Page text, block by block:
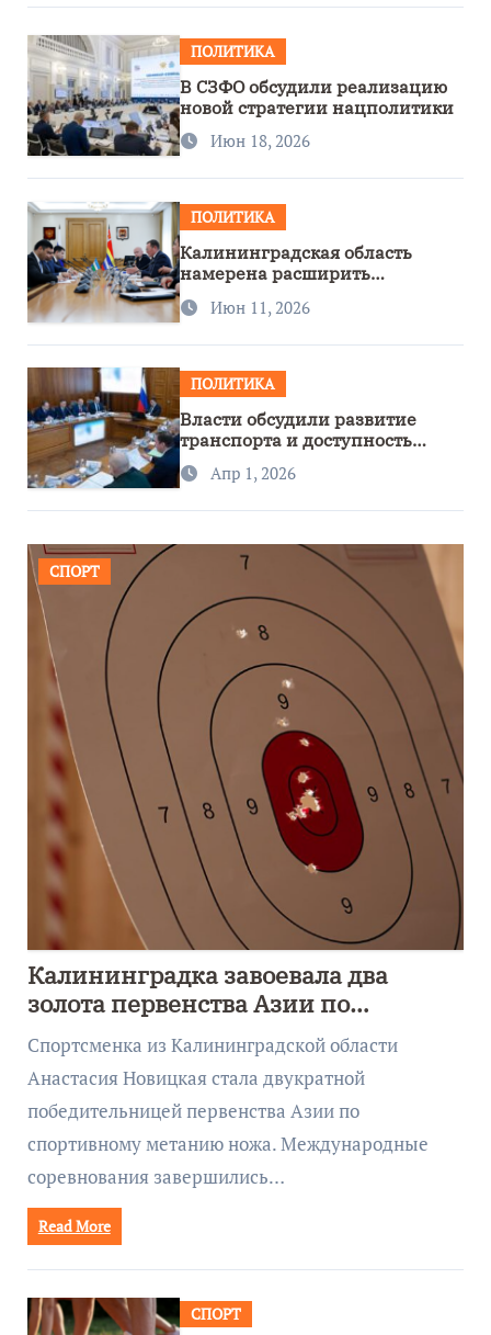
ПОЛИТИКА
В СЗФО обсудили реализацию
новой стратегии нацполитики
Июн 18, 2026
ПОЛИТИКА
Калининградская область
намерена расширить
сотрудничество с Узбекистаном
Июн 11, 2026
ПОЛИТИКА
Власти обсудили развитие
транспорта и доступность
региона
Апр 1, 2026
СПОРТ
Калининградка завоевала два
золота первенства Азии по
метанию ножа
Спортсменка из Калининградской области
Анастасия Новицкая стала двукратной
победительницей первенства Азии по
спортивному метанию ножа. Международные
соревнования завершились…
Read More
СПОРТ